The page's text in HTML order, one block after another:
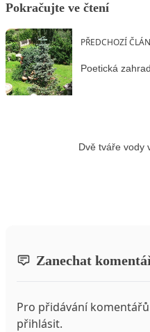
Pokračujte ve čtení
PŘEDCHOZÍ
Poetická
Dvě tváře vody
Zanechat
Pro přidávání
přihlásit.